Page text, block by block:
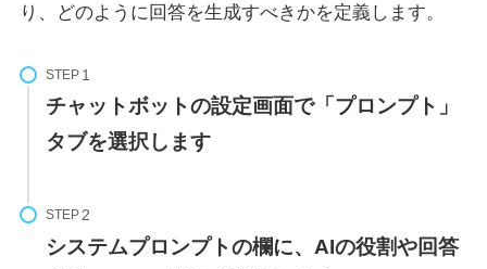
り、どのように回答を生成すべきかを定義します。
STEP
チャットボットの設定画面で「プロンプト」
タブを選択します
STEP
システムプロンプトの欄に、AIの役割や回答